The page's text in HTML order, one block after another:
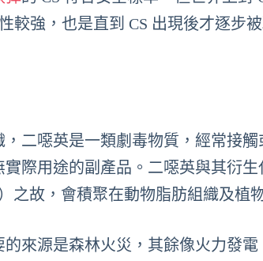
較強，也是直到 CS 出現後才逐步
二噁英是一類劇毒物質，經常接
際用途的副產品。二噁英與其衍
之故，會積聚在動物脂肪組織及植
的來源是森林火災，其餘像火力發